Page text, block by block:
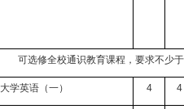
可选修全校通识教育课程，要求不少于
大学英语（一） 4 4